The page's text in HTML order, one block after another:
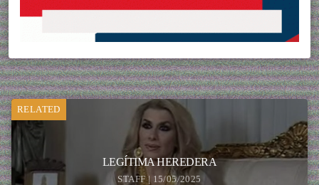
RELATED
LEGÍTIMA HEREDERA
STAFF | 15/05/2025